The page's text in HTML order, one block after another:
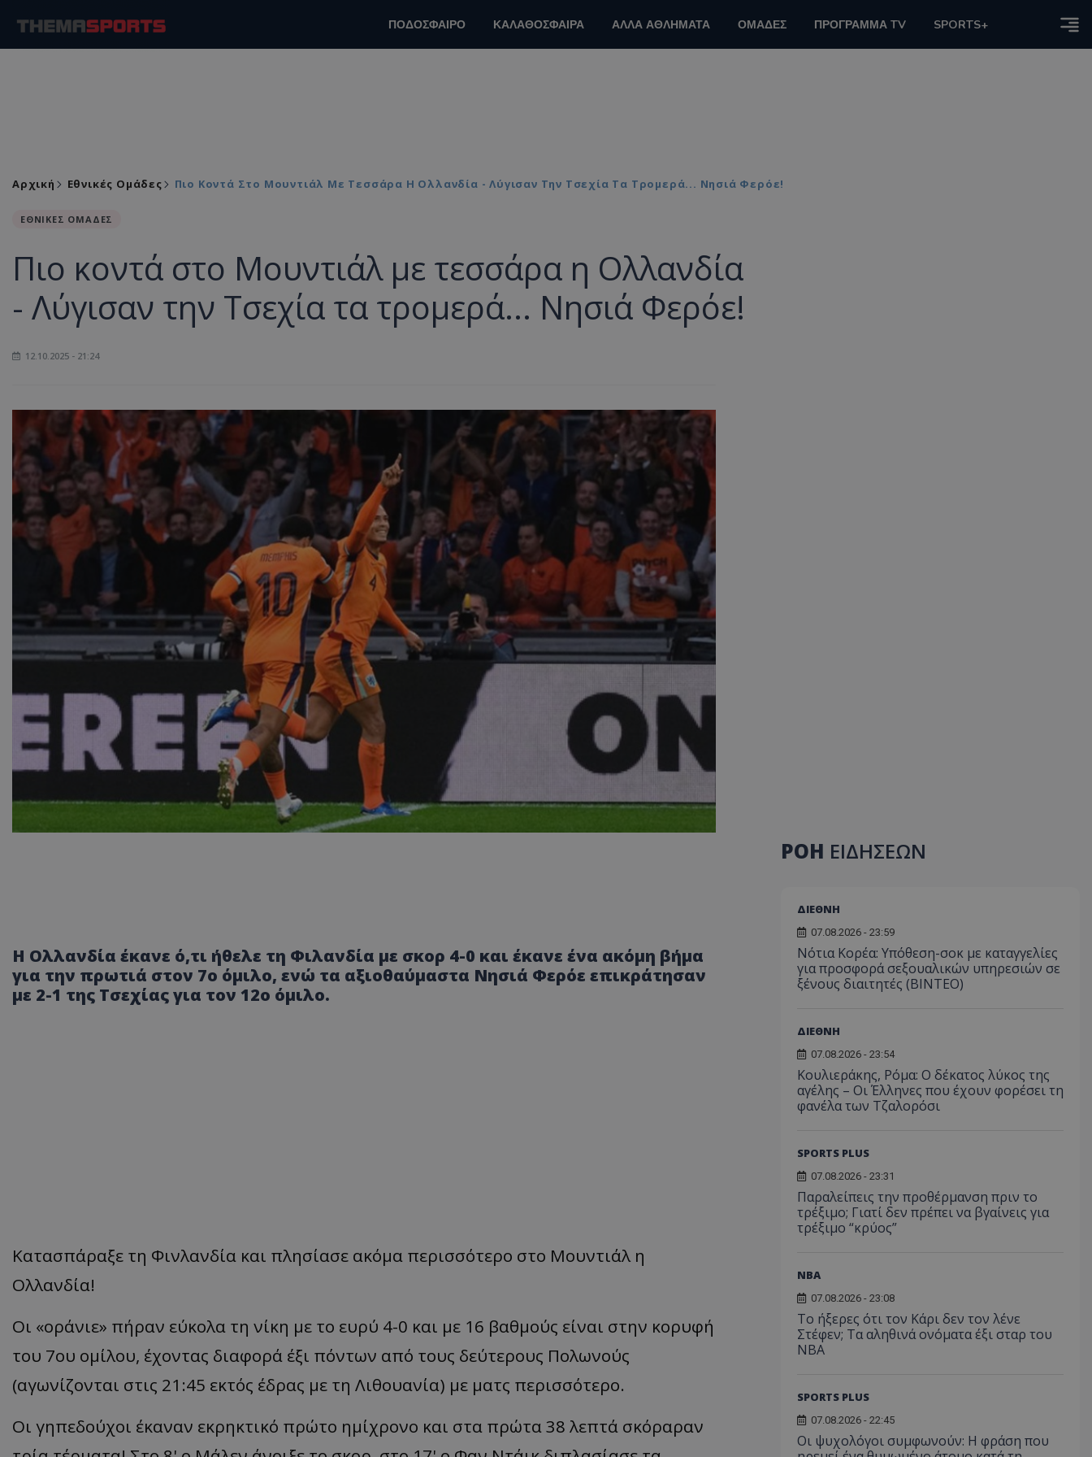
ΠΟΔΟΣΦΑΙΡΟ ΚΑΛΑΘΟΣΦΑΙΡΑ ΑΛΛΑ ΑΘΛΗΜΑΤΑ ΟΜΑΔΕΣ ΠΡΟΓΡΑΜΜΑ TV SPORTS+
Αρχική Εθνικές Ομάδες Πιο Κοντά Στο Μουντιάλ Με Τεσσάρα Η Ολλανδία - Λύγισαν Την Τσεχία Τα Τρομερά... Νησιά Φερόε!
ΕΘΝΙΚΕΣ ΟΜΑΔΕΣ
Πιο κοντά στο Μουντιάλ με τεσσάρα η Ολλανδία
- Λύγισαν την Τσεχία τα τρομερά... Νησιά Φερόε!
12.10.2025 - 21:24
Η Ολλανδία έκανε ό,τι ήθελε τη Φιλανδία με σκορ 4-0 και έκανε ένα ακόμη βήμα
για την πρωτιά στον 7ο όμιλο, ενώ τα αξιοθαύμαστα Νησιά Φερόε επικράτησαν
με 2-1 της Τσεχίας για τον 12ο όμιλο.
Κατασπάραξε τη Φινλανδία και πλησίασε ακόμα περισσότερο στο Μουντιάλ η
Ολλανδία!
Οι «οράνιε» πήραν εύκολα τη νίκη με το ευρύ 4-0 και με 16 βαθμούς είναι στην κορυφή
του 7ου ομίλου, έχοντας διαφορά έξι πόντων από τους δεύτερους Πολωνούς
(αγωνίζονται στις 21:45 εκτός έδρας με τη Λιθουανία) με ματς περισσότερο.
Οι γηπεδούχοι έκαναν εκρηκτικό πρώτο ημίχρονο και στα πρώτα 38 λεπτά σκόραραν
ΡΟΗ ΕΙΔΗΣΕΩΝ
ΔΙΕΘΝΗ
07.08.2026 - 23:59
Νότια Κορέα: Υπόθεση-σοκ με καταγγελίες
για προσφορά σεξουαλικών υπηρεσιών σε
ξένους διαιτητές (BINTEO)
ΔΙΕΘΝΗ
07.08.2026 - 23:54
Κουλιεράκης, Ρόμα: Ο δέκατος λύκος της
αγέλης – Οι Έλληνες που έχουν φορέσει τη
φανέλα των Τζαλορόσι
SPORTS PLUS
07.08.2026 - 23:31
Παραλείπεις την προθέρμανση πριν το
τρέξιμο; Γιατί δεν πρέπει να βγαίνεις για
τρέξιμο “κρύος”
NBA
07.08.2026 - 23:08
Το ήξερες ότι τον Κάρι δεν τον λένε
Στέφεν; Τα αληθινά ονόματα έξι σταρ του
NBA
SPORTS PLUS
07.08.2026 - 22:45
Οι ψυχολόγοι συμφωνούν: Η φράση που